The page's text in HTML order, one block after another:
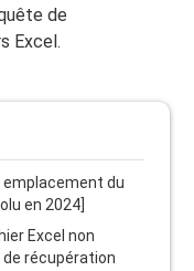
de
Excel.
emplacement du
en 2024]
Excel non
récupération